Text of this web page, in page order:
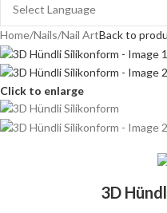
Home/Nails/Nail ArtBack to
Click to enlarge
3D